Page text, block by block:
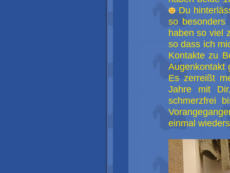
Du
so
haben so viel
so dass ich
Kontakte zu
Es zerreißt
Jahre mit
schmerzfrei
einmal